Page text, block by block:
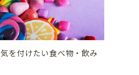
ング
ボツリヌス治療
を付けたい食べ物・飲み